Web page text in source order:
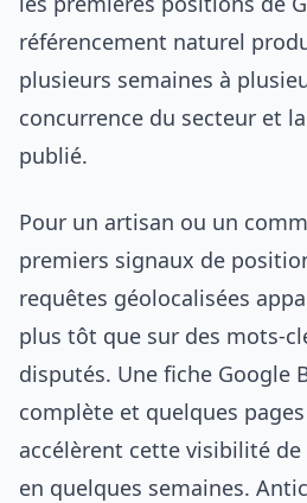
référencement naturel
plusieurs semaines à
concurrence du secteur et
publié.
Pour un artisan ou un
premiers signaux de
requêtes géolocalisées
plus tôt que sur des mots-
disputés. Une fiche Google
complète et quelques
accélèrent cette visibilité
en quelques semaines.